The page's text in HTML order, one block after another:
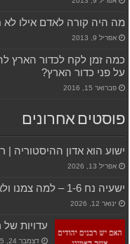
מה היה קורה לאדם אילו
אפריל 9, 2013
כמה זמן לקח לכדור הארץ
על פני כדור הארץ?
פברואר 15, 2016
פוסטים אחרונים
ישוע הוא אדון ההיסטוריה |
אפריל 13, 2026
ישעיה נח 1-6 – למה צמנו ולא ראית? – האח מיכאל בנטלי
ינואר 12, 2026
עדויות
דצמבר 24, 2025